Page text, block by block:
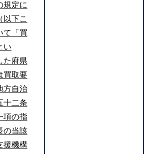
規定に
以下こ
て「買
い
た府県
買取要
方自治
十二条
項の指
の当該
援機構